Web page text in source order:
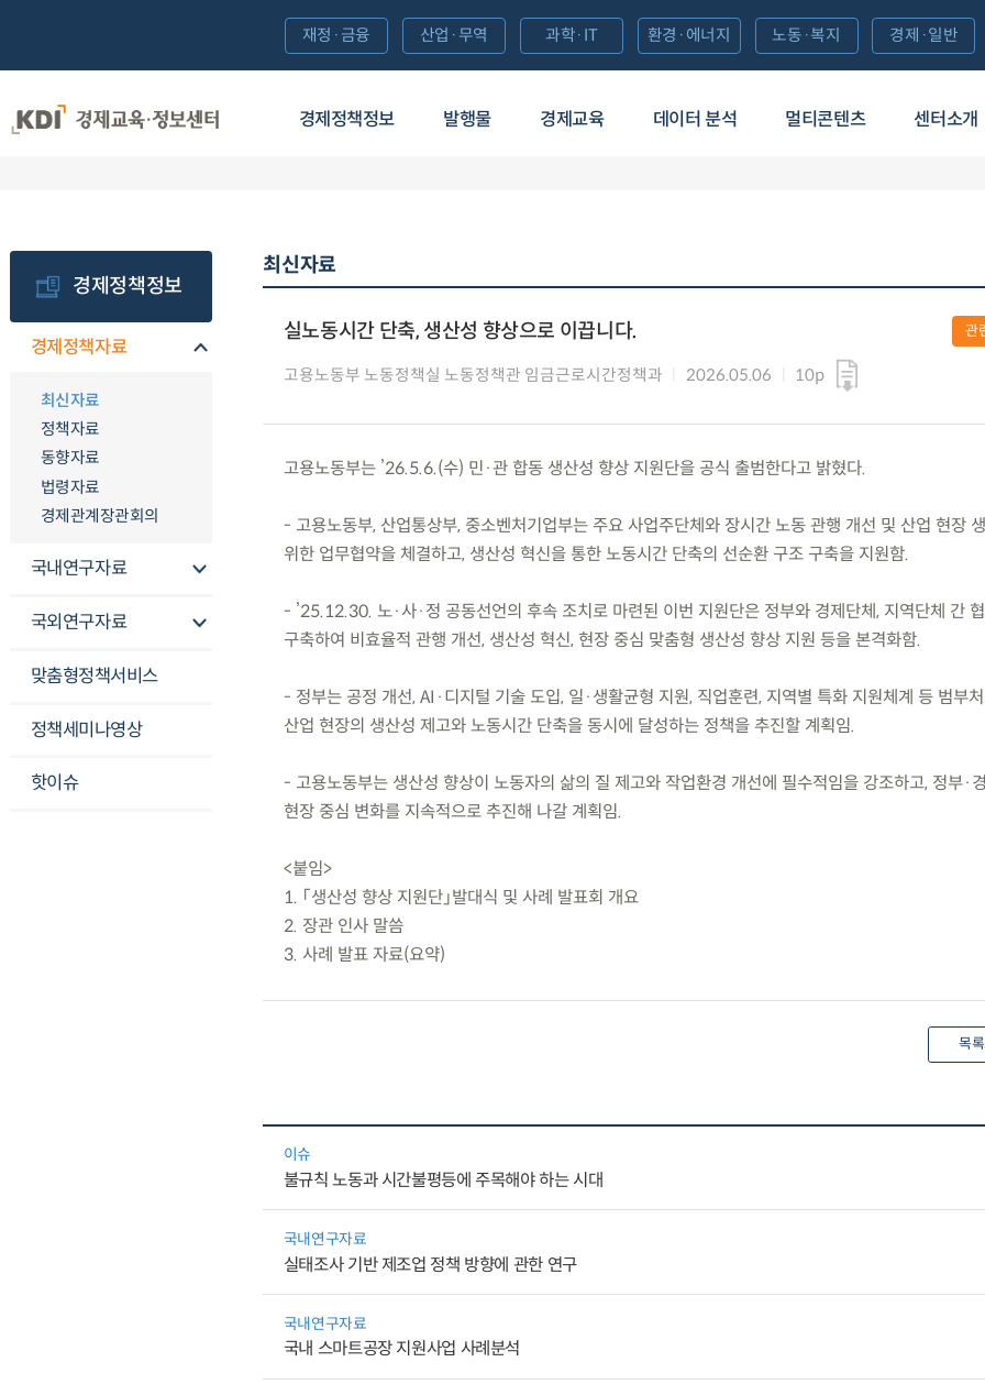
경제정책정보 발행물 경제교육 데이터 분석 멀티콘텐츠 센터소개
재정·금융 산업·무역 과학·IT 환경·에너지 노동·복지 경제·일반
경제정책정보
경제정책자료
최신자료
정책자료
동향자료
법령자료
경제관계장관회의
국내연구자료
국외연구자료
맞춤형정책서비스
정책세미나영상
핫이슈
최신자료
실노동시간 단축, 생산성 향상으로 이끕니다.
고용노동부 노동정책실 노동정책관 임금근로시간정책과 2026.05.06 10p
관
고용노동부는 ’26.5.6.(수) 민·관 합동 생산성 향상 지원단을 공식 출범한다고 밝혔다.
- 고용노동부, 산업통상부, 중소벤처기업부는 주요 사업주단체와 장시간 노동 관행 개선 및 산업 현장
위한 업무협약을 체결하고, 생산성 혁신을 통한 노동시간 단축의 선순환 구조 구축을 지원함.
- ’25.12.30. 노·사·정 공동선언의 후속 조치로 마련된 이번 지원단은 정부와 경제단체, 지역단체 간
구축하여 비효율적 관행 개선, 생산성 혁신, 현장 중심 맞춤형 생산성 향상 지원 등을 본격화함.
- 정부는 공정 개선, AI·디지털 기술 도입, 일·생활균형 지원, 직업훈련, 지역별 특화 지원체계 등 범부
산업 현장의 생산성 제고와 노동시간 단축을 동시에 달성하는 정책을 추진할 계획임.
- 고용노동부는 생산성 향상이 노동자의 삶의 질 제고와 작업환경 개선에 필수적임을 강조하고, 정부·
현장 중심 변화를 지속적으로 추진해 나갈 계획임.
<붙임>
1. 「생산성 향상 지원단」발대식 및 사례 발표회 개요
2. 장관 인사 말씀
3. 사례 발표 자료(요약)
목
이슈
불규칙 노동과 시간불평등에 주목해야 하는 시대
국내연구자료
실태조사 기반 제조업 정책 방향에 관한 연구
국내연구자료
국내 스마트공장 지원사업 사례분석